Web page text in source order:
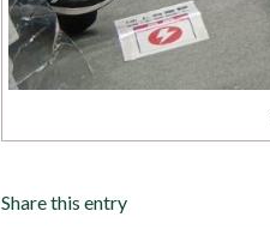
Share this entry